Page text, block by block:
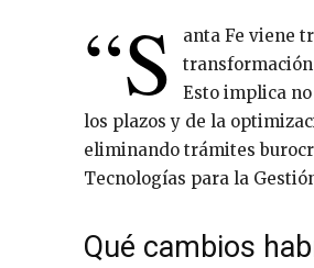
“S
anta Fe viene
Esto implica
los plazos y de la
eliminando trámites
Tecnologías para la
Qué cambios